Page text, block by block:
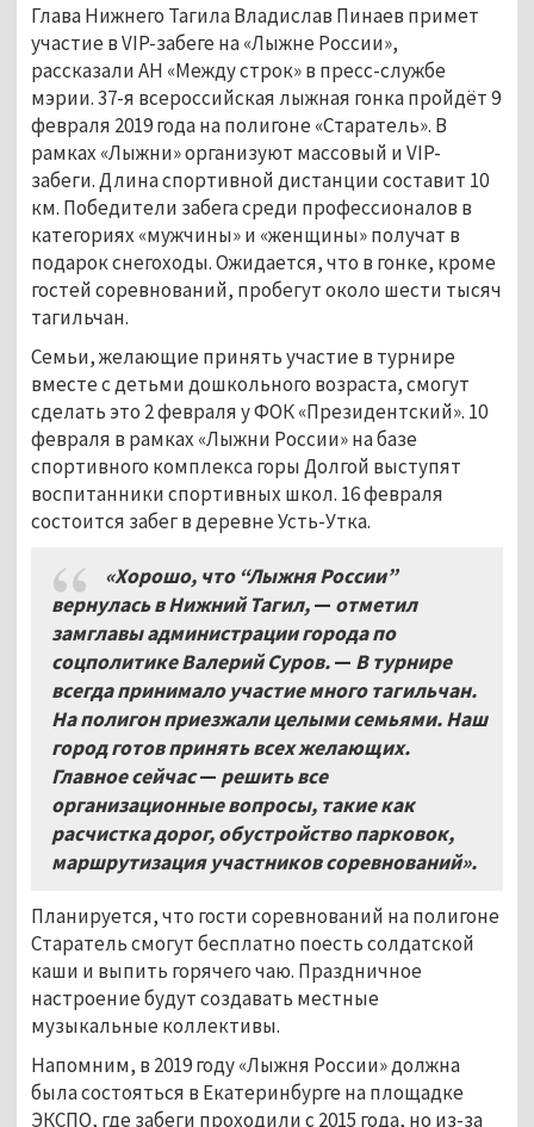
Глава Нижнего Тагила Владислав Пинаев примет
участие в VIP-забеге на «Лыжне России»,
рассказали АН «Между строк» в пресс-службе
мэрии. 37-я всероссийская лыжная гонка пройдёт 9
февраля 2019 года на полигоне «Старатель». В
рамках «Лыжни» организуют массовый и VIP-
забеги. Длина спортивной дистанции составит 10
км. Победители забега среди профессионалов в
категориях «мужчины» и «женщины» получат в
подарок снегоходы. Ожидается, что в гонке, кроме
гостей соревнований, пробегут около шести тысяч
тагильчан.
Семьи, желающие принять участие в турнире
вместе с детьми дошкольного возраста, смогут
сделать это 2 февраля у ФОК «Президентский». 10
февраля в рамках «Лыжни России» на базе
спортивного комплекса горы Долгой выступят
воспитанники спортивных школ. 16 февраля
состоится забег в деревне Усть-Утка.
«Хорошо, что “Лыжня России”
вернулась в Нижний Тагил,— отметил
замглавы администрации города по
соцполитике Валерий Суров.— В турнире
всегда принимало участие много тагильчан.
На полигон приезжали целыми семьями. Наш
город готов принять всех желающих.
Главное сейчас— решить все
организационные вопросы, такие как
расчистка дорог, обустройство парковок,
маршрутизация участников соревнований».
Планируется, что гости соревнований на полигоне
Старатель смогут бесплатно поесть солдатской
каши и выпить горячего чаю. Праздничное
настроение будут создавать местные
музыкальные коллективы.
Напомним, в 2019 году «Лыжня России» должна
была состояться в Екатеринбурге на площадке
ЭКСПО, где забеги проходили с 2015 года, но из-за